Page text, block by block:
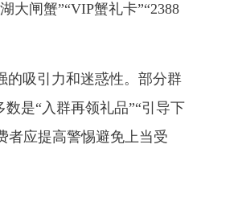
大闸蟹”“VIP蟹礼卡”“2388
吸引力和迷惑性。部分群
是“入群再领礼品”“引导下
者应提高警惕避免上当受